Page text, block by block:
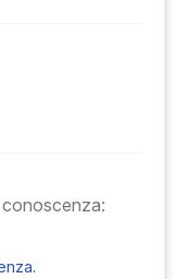
conoscenza: